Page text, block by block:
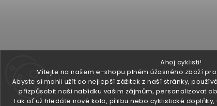
Ahoj cyklisti!
Vítejte na našem e-shopu plném úžasného zboží
Abyste si mohli užít co nejlepší zážitek z naší stránky,
přizpůsobit naši nabídku vašim zájmům, personalizovat
Tak ať už hledáte nové kolo, přilbu nebo cyklistické